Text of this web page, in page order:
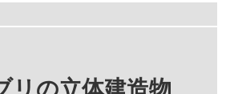
リの立体建造物